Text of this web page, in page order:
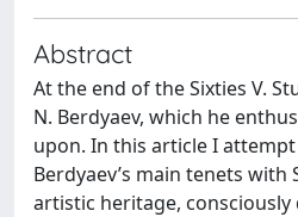
Abstract
At the end of the Sixties V.
N. Berdyaev, which he
upon. In this article I
Berdyaev’s main tenets with
artistic heritage,